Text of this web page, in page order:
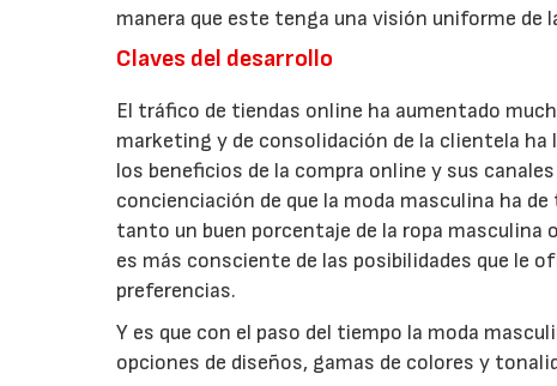
manera que este tenga una visión uniforme de
Claves del desarrollo
El tráfico de tiendas online ha aumentado
marketing y de consolidación de la clientela
los beneficios de la compra online y sus
concienciación de que la moda masculina ha
tanto un buen porcentaje de la ropa masculina
es más consciente de las posibilidades que le
preferencias.
Y es que con el paso del tiempo la moda
opciones de diseños, gamas de colores y